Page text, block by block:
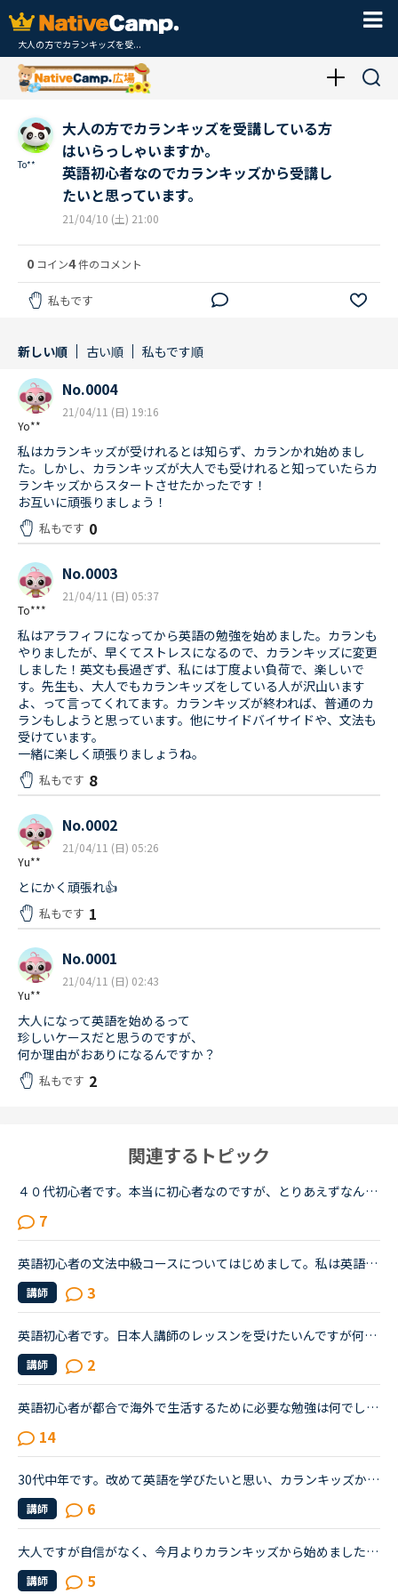
大人の方でカランキッズを受...
To**
大人の方でカランキッズを受講している方
はいらっしゃいますか。
英語初心者なのでカランキッズから受講し
たいと思っています。
21/04/10 (土) 21:00
0 コイン4件のコメント
私もです
新しい順 古い順 私もです順
Yo**
No.0004
21/04/11 (日) 19:16
私はカランキッズが受けれるとは知らず、カランかれ始めまし
た。しかし、カランキッズが大人でも受けれると知っていたらカ
ランキッズからスタートさせたかったです！
お互いに頑張りましょう！
私もです 0
To***
No.0003
21/04/11 (日) 05:37
私はアラフィフになってから英語の勉強を始めました。カランも
やりましたが、早くてストレスになるので、カランキッズに変更
しました！英文も長過ぎず、私には丁度よい負荷で、楽しいで
す。先生も、大人でもカランキッズをしている人が沢山います
よ、って言ってくれてます。カランキッズが終われば、普通のカ
ランもしようと思っています。他にサイドバイサイドや、文法も
受けています。
一緒に楽しく頑張りましょうね。
私もです 8
Yu**
No.0002
21/04/11 (日) 05:26
とにかく頑張れ👍
私もです 1
Yu**
No.0001
21/04/11 (日) 02:43
大人になって英語を始めるって
珍しいケースだと思うのですが、
何か理由がおありになるんですか？
私もです 2
関連するトピック
４０代初心者です。本当に初心者なのですが、とりあえずなんとか緊張しながらもレッンしています。初心者はやはり一つのカテゴリに絞ってレッスンしていくべきでしょうか？文法の導入部分は既に終了し、現在はsid...
7
英語初心者の文法中級コースについてはじめまして。私は英語初心者で高校生時代に授業で勉強したくらいのスキルです。少しでも英語スキルを高めたいと思いNCのカウンセラーの方に勉強法を相談したところ文法の初...
講師 3
英語初心者です。日本人講師のレッスンを受けたいんですが何故か気恥ずかしくて勇気が出ません。今すぐレッスンが出来る状態になっても講師のプロフィールを読んだり教材を確認してるうちに取り込み中にかわって...
講師 2
英語初心者が都合で海外で生活するために必要な勉強は何でしょうか？恥ずかしながら、20年ほど英語からは遠ざかってきました。ほぼしゃべれません。現在カランSTAGE1から始めSTAGE3に入ったところです。こちらは...
14
30代中年です。改めて英語を学びたいと思い、カランキッズから始めました。恥ずかしい話なのですが、カランキッズのステージ1がほぼ理解できず、ただ言われたことを真似している状態です。文法コースと並行して１...
講師 6
大人ですが自信がなく、今月よりカランキッズから始めました。キッズとはいえ、ついていくのに必死です。毎日受講することがいいと聞いたので、この10日間で16レッスン受けました。復習をするだけで他のレッスン...
講師 5